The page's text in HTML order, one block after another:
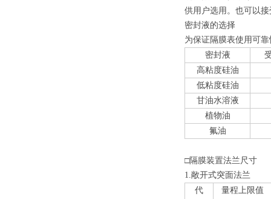
供用户选用。也可以
密封液的选择
为保证隔膜表使用可
密封液
高粘度硅油
低粘度硅油
甘油水溶液
植物油
氟油
□隔膜装置法兰尺寸
1.敞开式突面法兰
代
量程上限值